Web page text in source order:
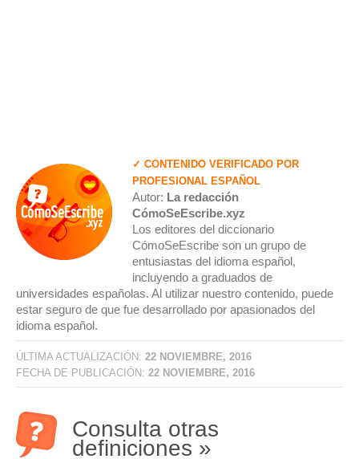
✓ CONTENIDO VERIFICADO POR
PROFESIONAL ESPAÑOL
Autor: La redacción
CómoSeEscribe.xyz
Los editores del diccionario
CómoSeEscribe son un grupo de
entusiastas del idioma español,
incluyendo a graduados de
universidades españolas. Al utilizar nuestro contenido, puede
estar seguro de que fue desarrollado por apasionados del
idioma español.
ÚLTIMA ACTUALIZACIÓN: 22 NOVIEMBRE, 2016
FECHA DE PUBLICACIÓN: 22 NOVIEMBRE, 2016
Consulta otras
definiciones »